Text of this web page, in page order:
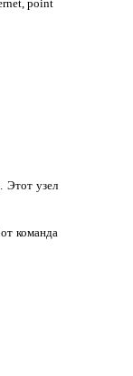
point
. Этот узел
команда